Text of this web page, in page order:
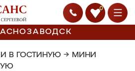
0
В ГОСТИНУЮ → МИНИ